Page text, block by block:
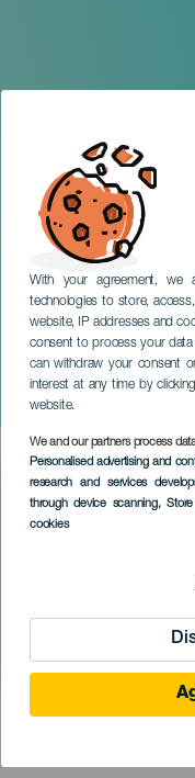
With your agreement,
technologies to store,
website, IP addresses and
consent to process your data
can withdraw your consent
interest at any time by
website.
We and our partners process
Personalised advertising and
research and services
through device scanning,
cookies
Monte del
TENERIFE
Imagen
Listado